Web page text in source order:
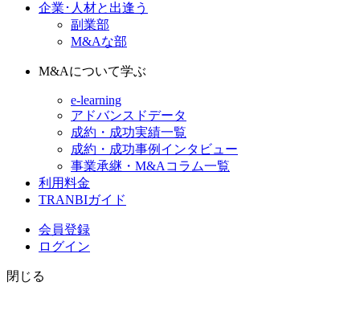
企業･人材と出逢う
副業部
M&Aな部
M&Aについて学ぶ
e-learning
アドバンスドデータ
成約・成功実績一覧
成約・成功事例インタビュー
事業承継・M&Aコラム一覧
利用料金
TRANBIガイド
会員登録
ログイン
閉じる